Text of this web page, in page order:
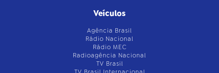
Veículos
Agência Brasil
Rádio Nacional
Rádio MEC
Radioagência Nacional
TV Brasil